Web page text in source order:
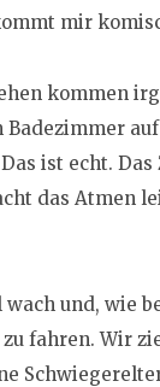
mir
kommen
Badezimmer
ist echt.
das Atmen
und, wie
fahren. Wir